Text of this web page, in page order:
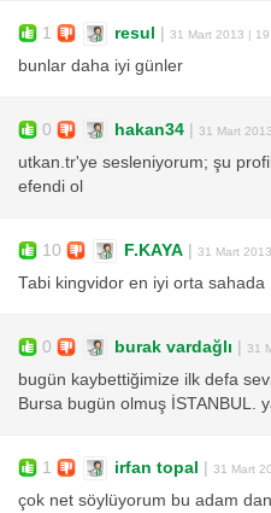
1 resul | 31 Mart 2013 |
bunlar daha iyi günler
0 hakan34 | 31 Mart
utkan.tr'ye sesleniyorum; şu
efendi ol
10 F.KAYA | 31 Mart
Tabi kingvidor en iyi orta sahada
0 burak vardağlı | 31
bugün kaybettiğimize ilk defa
Bursa bugün olmuş İSTANBUL.
1 irfan topal | 31 Mart
çok net söylüyorum bu adam